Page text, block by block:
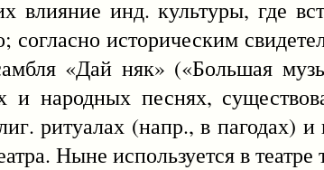
инд. культуры, где
историческим
«Дай няк» («Большая
и народных песнях,
ритуалах (напр., в пагодах) и
Ныне используется в театре